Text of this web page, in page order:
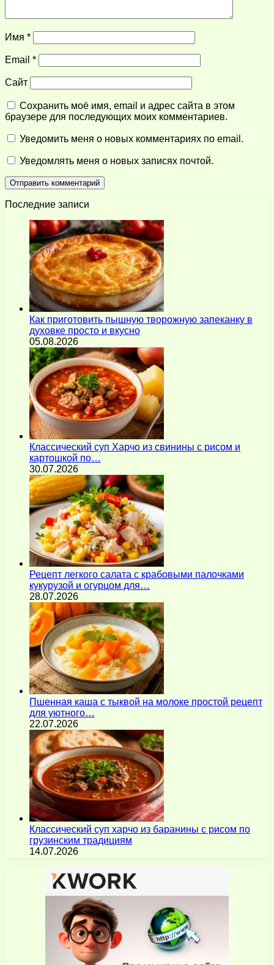
Имя *
Email *
Сайт
Сохранить моё имя, email и адрес сайта в этом
браузере для последующих моих комментариев.
Уведомить меня о новых комментариях по email.
Уведомлять меня о новых записях почтой.
Последние записи
Как приготовить пышную творожную запеканку в
духовке просто и вкусно
05.08.2026
Классический суп Харчо из свинины с рисом и
картошкой по…
30.07.2026
Рецепт легкого салата с крабовыми палочками
кукурузой и огурцом для…
28.07.2026
Пшенная каша с тыквой на молоке простой рецепт
для уютного…
22.07.2026
Классический суп харчо из баранины с рисом по
грузинским традициям
14.07.2026